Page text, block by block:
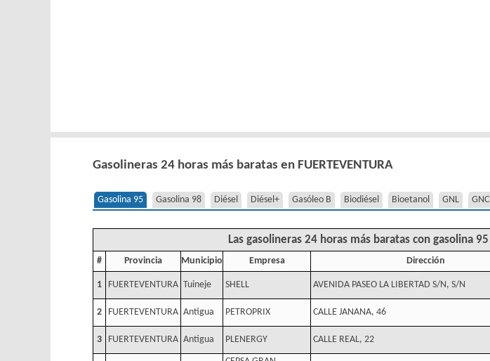
Gasolineras 24 horas más baratas en FUERTEVENTURA
Gasolina 95 Gasolina 98 Diésel Diésel+ Gasóleo B Biodiésel Bioetanol GNL GNC
Las gasolineras 24 horas más baratas con gasolina 95
# Provincia Municipio Empresa Dirección
1 FUERTEVENTURA Tuineje SHELL AVENIDA PASEO LA LIBERTAD S/N, S/N
2 FUERTEVENTURA Antigua PETROPRIX CALLE JANANA, 46
3 FUERTEVENTURA Antigua PLENERGY CALLE REAL, 22